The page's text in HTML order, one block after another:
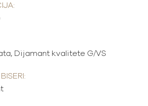
Dijamant kvalitete G/VS